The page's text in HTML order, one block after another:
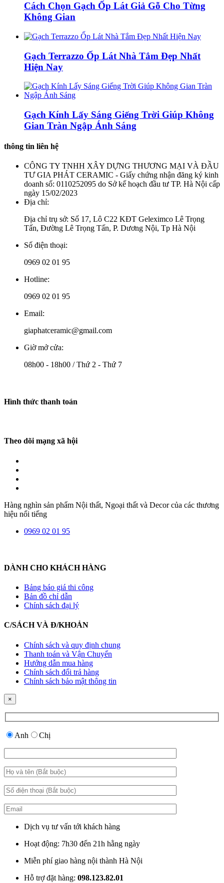
Cách Chọn Gạch Ốp Lát Giả Gỗ Cho Từng
Không Gian
Gạch Terrazzo Ốp Lát Nhà Tắm Đẹp Nhất
Hiện Nay
Gạch Kính Lấy Sáng Giếng Trời Giúp Không
Gian Tràn Ngập Ánh Sáng
thông tin liên hệ
CÔNG TY TNHH XÂY DỰNG THƯƠNG MẠI VÀ ĐẦU
TƯ GIA PHÁT CERAMIC - Giấy chứng nhận đăng ký kinh
doanh số: 0110252095 do Sở kế hoạch đầu tư TP. Hà Nội cấp
ngày 15/02/2023
Địa chỉ:
Địa chỉ trụ sở: Số 17, Lô C22 KĐT Geleximco Lê Trọng
Tấn, Đường Lê Trọng Tấn, P. Dương Nội, Tp Hà Nội
Số điện thoại:
0969 02 01 95
Hotline:
0969 02 01 95
Email:
giaphatceramic@gmail.com
Giờ mở cửa:
08h00 - 18h00 / Thứ 2 - Thứ 7
Hình thức thanh toán
Theo dõi mạng xã hội
Hàng nghìn sản phẩm Nội thất, Ngoại thất và Decor của các thương
hiệu nổi tiếng
0969 02 01 95
DÀNH CHO KHÁCH HÀNG
Bảng báo giá thi công
Bản đồ chỉ dẫn
Chính sách đại lý
C/SÁCH VÀ Đ/KHOẢN
Chính sách và quy định chung
Thanh toán và Vận Chuyển
Hướng dẫn mua hàng
Chính sách đổi trả hàng
Chính sách bảo mật thông tin
×
Anh Chị
Dịch vụ tư vấn tới khách hàng
Hoạt động: 7h30 đến 21h hằng ngày
Miễn phí giao hàng nội thành Hà Nội
Hỗ trợ đặt hàng: 098.123.82.01